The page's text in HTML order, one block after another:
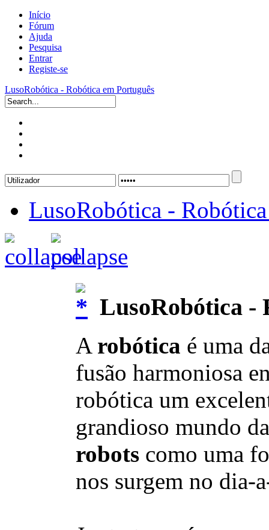
Início
Fórum
Ajuda
Pesquisa
Entrar
Registe-se
LusoRobótica - Robótica em Português
LusoRobótica -
LusoRobótica -
A robótica é uma
fusão harmoniosa
robótica um
grandioso mundo
robots como uma
nos surgem no dia-